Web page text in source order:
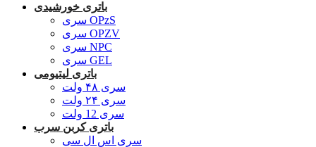
باتری خورشیدی
سری OPzS
سری OPZV
سری NPC
سری GEL
باتری لیتیومی
سری ۴۸ ولت
سری ۲۴ ولت
سری 12 ولت
باتری کربن سرب
سری اس ال سی